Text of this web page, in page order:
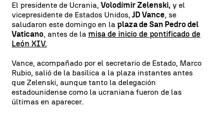
El presidente de Ucrania, Volodímir Zelenski, y el
vicepresidente de Estados Unidos, JD Vance, se
saludaron este domingo en la plaza de San Pedro del
Vaticano, antes de la misa de inicio de pontificado de
León XIV.
Vance, acompañado por el secretario de Estado, Marco
Rubio, salió de la basílica a la plaza instantes antes
que Zelenski, aunque tanto la delegación
estadounidense como la ucraniana fueron de las
últimas en aparecer.